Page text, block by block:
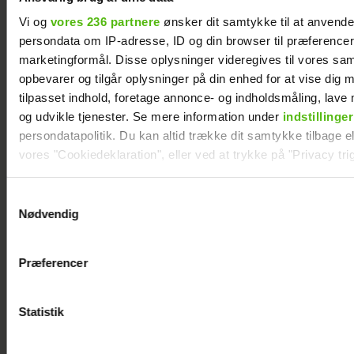
Vi og vores 236 partnere ønsker dit samtykke til at
persondata om IP-adresse, ID og din browser til
marketingformål. Disse oplysninger videregives til vores
opbevarer og tilgår oplysninger på din enhed for at vise dig
tilpasset indhold, foretage annonce- og indholdsmåling, lave
og udvikle tjenester. Se mere information under indstillinger
persondatapolitik. Du kan altid trække dit samtykke tilbage
vores "Cookiedeklaration", eller ved at trykke på "Privacy
Vi anvender egne cookies og cookies fra tredjeparter til at
generere statistik og huske dine præferencer samt til brug
Nødvendig
Præferencer
Statistik
Jeppe Ølgaards kæreste?
kendte deltagere i